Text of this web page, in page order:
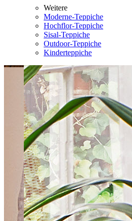
Weitere
Moderne-Teppiche
Hochflor-Teppiche
Sisal-Teppiche
Outdoor-Teppiche
Kinderteppiche